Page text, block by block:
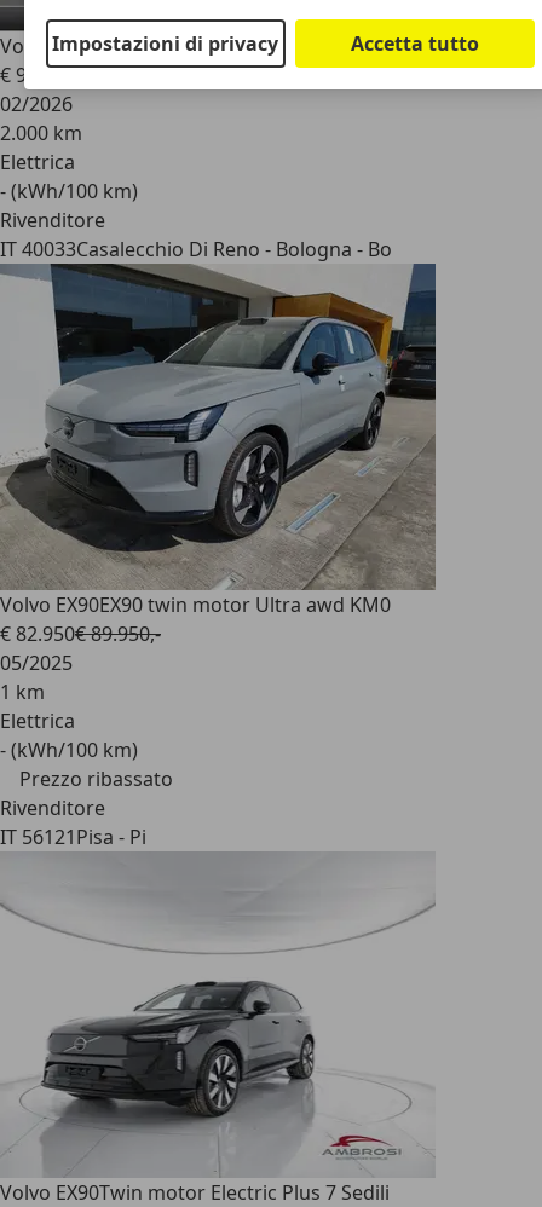
Volvo EX90EX90 twin motor Ultra 456cv
€ 91.9001
02/2026
2.000 km
Elettrica
- (kWh/100 km)
Rivenditore
IT 40033Casalecchio Di Reno - Bologna - Bo
Volvo EX90EX90 twin motor Ultra awd KM0
€ 82.950€ 89.950,-
05/2025
1 km
Elettrica
- (kWh/100 km)
Prezzo ribassato
Rivenditore
IT 56121Pisa - Pi
Volvo EX90Twin motor Electric Plus 7 Sedili
Impostazioni di privacy Accetta tutto